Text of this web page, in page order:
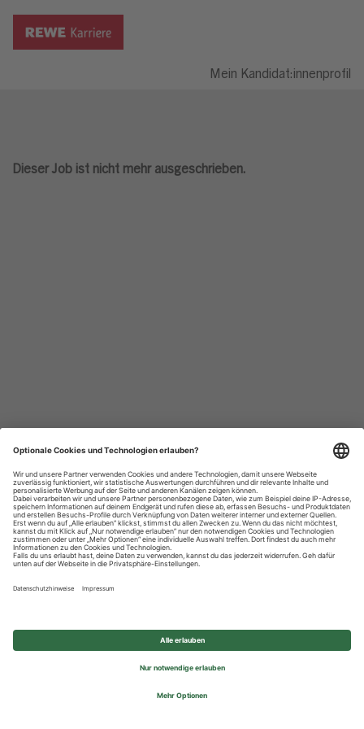
Mein Kandidat:innenprofil
Dieser Job ist nicht mehr ausgeschrieben.
Datenschutzhinweise
Impressum
Privatsphäre-Einstellungen
© 2026 REWE Group - All rights reserved